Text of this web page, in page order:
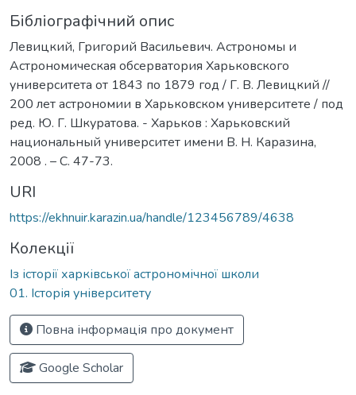
Бібліографічний опис
Левицкий, Григорий Васильевич. Астрономы и
Астрономическая обсерватория Харьковского
университета от 1843 по 1879 год / Г. В. Левицкий //
200 лет астрономии в Харьковском университете / под
ред. Ю. Г. Шкуратова. - Харьков : Харьковский
национальный университет имени В. Н. Каразина,
2008 . – С. 47-73.
URI
https://ekhnuir.karazin.ua/handle/123456789/4638
Колекції
Із історії харківської астрономічної школи
01. Історія університету
Повна інформація про документ
Google Scholar